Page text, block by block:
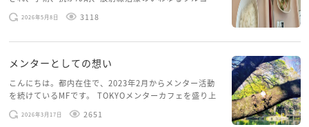
スを体験していて、しばらくメンターカフェに来られて
いませんでした。体力だけでなく、気力も落ちパソコン
2026年5月8日 3118
メンターとしての想い
こんにちは。都内在住で、2023年2月からメンター活動
を続けているMFです。 TOKYOメンターカフェを盛り上
げたいという想いから、勇気を出して初めてブログを投
稿してみようと思います。少し自分のことを書いてみま
2026年3月17日 2651